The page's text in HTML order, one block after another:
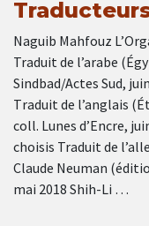
Naguib Mahfouz
Traduit de l’arabe
Sindbad/Actes Sud,
Τraduit de l’anglais
coll. Lunes d’Encre,
choisis Traduit de
Claude Neuman
mai 2018 Shih-Li …